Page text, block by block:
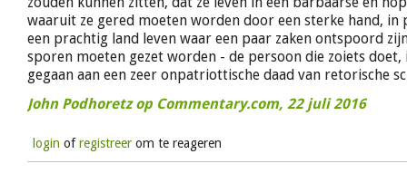
waaruit ze gered moeten worden door een sterke hand, in
een prachtig land leven waar een paar zaken ontspoord
sporen moeten gezet worden - de persoon die zoiets doet,
gegaan aan een zeer onpatriottische daad van retorische
John Podhoretz op Commentary.com, 22 juli 2016
login ofregistreerom te reageren